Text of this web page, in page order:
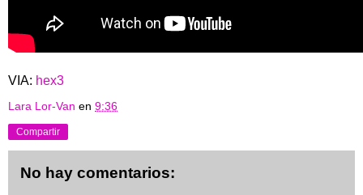
VIA: hex3
Lara Lor-Van en 9:36
Compartir
No hay comentarios: